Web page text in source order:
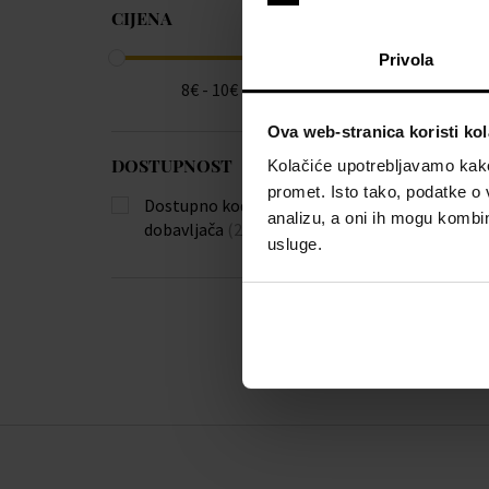
Privola
Ova web-stranica koristi
Kolačiće upotrebljavamo
promet. Isto tako, podatke
analizu, a oni ih mogu
usluge.
CIJENA
8€ - 10€
DOSTUPNOST
Dostupno kod
dobavljača (2)
bezstarostný
starostlivosti,